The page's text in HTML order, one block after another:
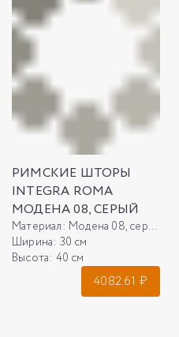
РИМСКИЕ ШТОРЫ
INTEGRA ROMA
МОДЕНА 08, СЕРЫЙ
Материал: Модена 08, серый
Ширина: 30 см
Высота: 40 см
4082.61 ₽